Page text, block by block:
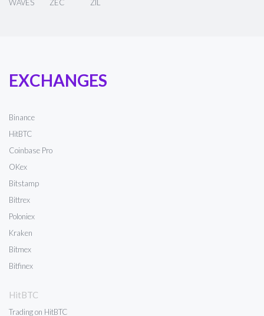
EXCHANGES
Binance
HitBTC
Coinbase Pro
OKex
Bitstamp
Bittrex
Poloniex
Kraken
Bitmex
Bitfinex
HitBTC
Trading on HitBTC
WAVES
ZEC ZIL